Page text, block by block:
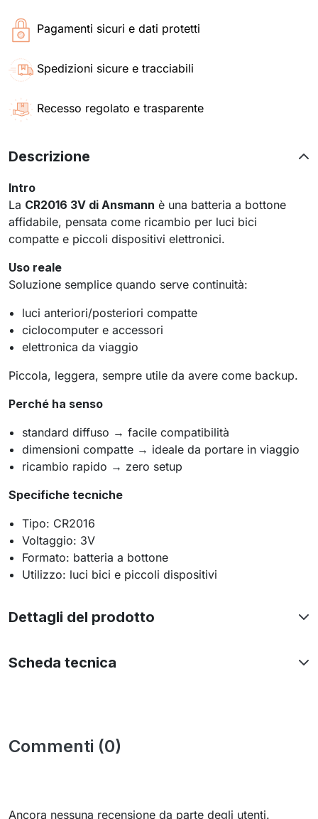
Pagamenti sicuri e dati protetti
Spedizioni sicure e tracciabili
Recesso regolato e trasparente
Descrizione
Intro
La CR2016 3V di Ansmann è una batteria a bottone
affidabile, pensata come ricambio per luci bici
compatte e piccoli dispositivi elettronici.
Uso reale
Soluzione semplice quando serve continuità:
luci anteriori/posteriori compatte
ciclocomputer e accessori
elettronica da viaggio
Piccola, leggera, sempre utile da avere come backup.
Perché ha senso
standard diffuso → facile compatibilità
dimensioni compatte → ideale da portare in viaggio
ricambio rapido → zero setup
Specifiche tecniche
Tipo: CR2016
Voltaggio: 3V
Formato: batteria a bottone
Utilizzo: luci bici e piccoli dispositivi
Dettagli del prodotto
Scheda tecnica
Commenti (0)
Ancora nessuna recensione da parte degli utenti.